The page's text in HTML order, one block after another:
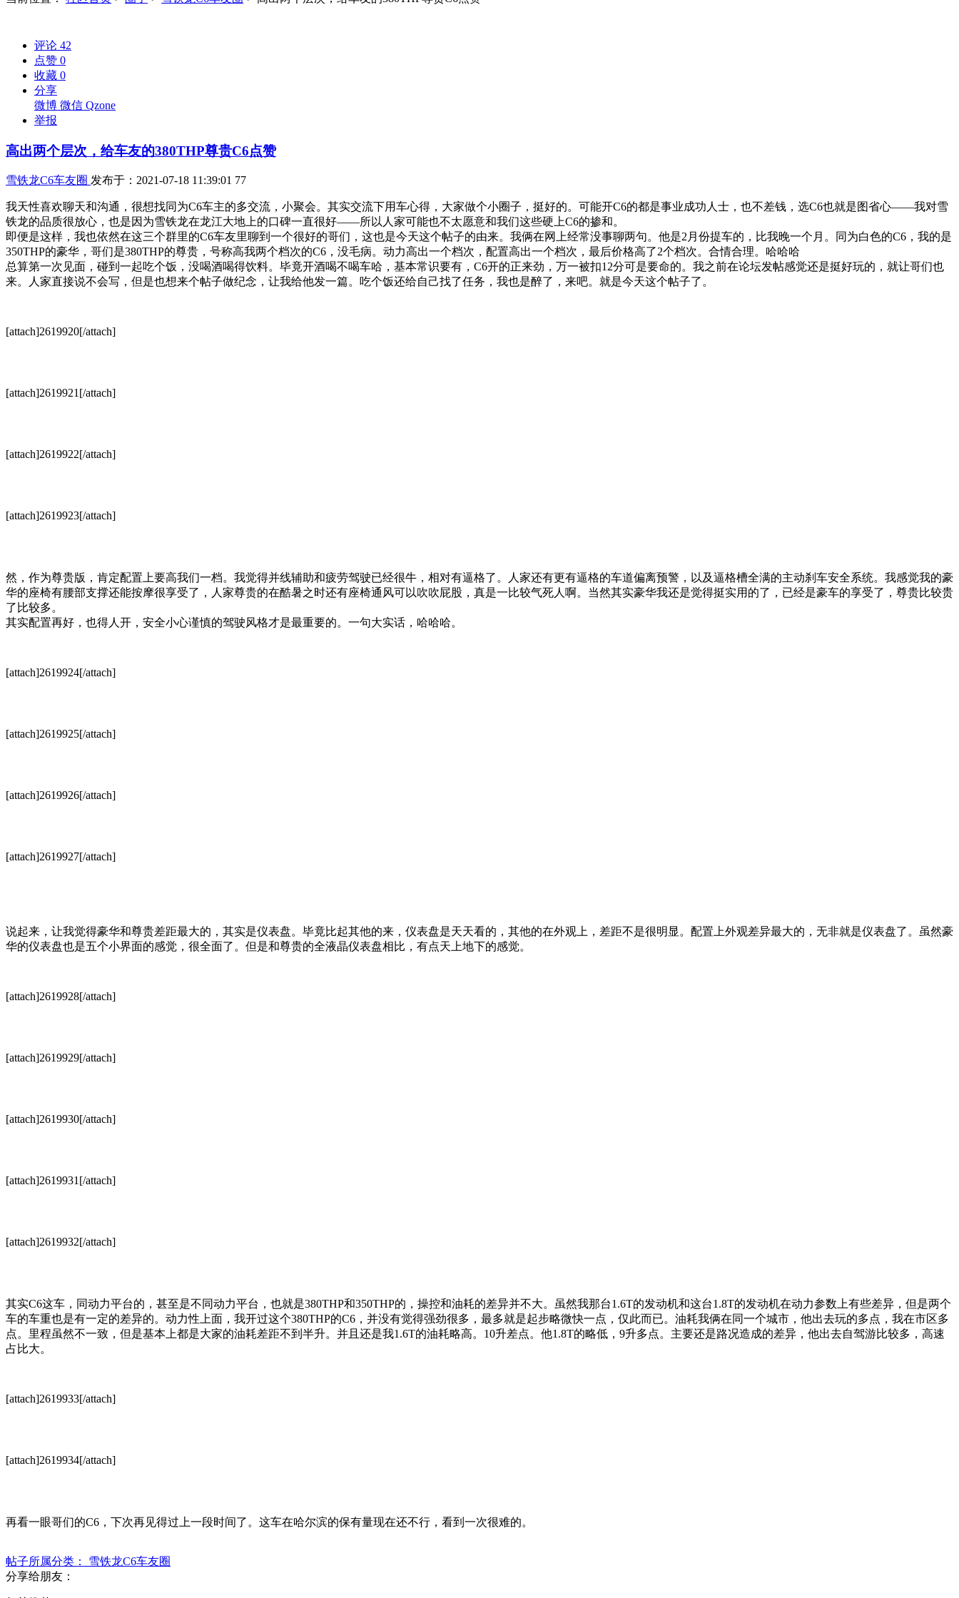
评论 42
点赞 0
收藏 0
分享
微博 微信 Qzone
举报
高出两个层次，给车友的380THP尊贵C6点赞
雪铁龙C6车友圈 发布于：2021-07-18 11:39:01 77
我天性喜欢聊天和沟通，很想找同为C6车主的多交流，小聚会。其实交流下用车心得，大家做个小圈子，挺好的。可能开C6的都是事业成功人士，也不差钱，选C6也就是图省心——我对雪
铁龙的品质很放心，也是因为雪铁龙在龙江大地上的口碑一直很好——所以人家可能也不太愿意和我们这些硬上C6的掺和。
即便是这样，我也依然在这三个群里的C6车友里聊到一个很好的哥们，这也是今天这个帖子的由来。我俩在网上经常没事聊两句。他是2月份提车的，比我晚一个月。同为白色的C6，我的是
350THP的豪华，哥们是380THP的尊贵，号称高我两个档次的C6，没毛病。动力高出一个档次，配置高出一个档次，最后价格高了2个档次。合情合理。哈哈哈
总算第一次见面，碰到一起吃个饭，没喝酒喝得饮料。毕竟开酒喝不喝车哈，基本常识要有，C6开的正来劲，万一被扣12分可是要命的。我之前在论坛发帖感觉还是挺好玩的，就让哥们也
来。人家直接说不会写，但是也想来个帖子做纪念，让我给他发一篇。吃个饭还给自己找了任务，我也是醉了，来吧。就是今天这个帖子了。
[attach]2619920[/attach]
[attach]2619921[/attach]
[attach]2619922[/attach]
[attach]2619923[/attach]
然，作为尊贵版，肯定配置上要高我们一档。我觉得并线辅助和疲劳驾驶已经很牛，相对有逼格了。人家还有更有逼格的车道偏离预警，以及逼格槽全满的主动刹车安全系统。我感觉我的豪
华的座椅有腰部支撑还能按摩很享受了，人家尊贵的在酷暑之时还有座椅通风可以吹吹屁股，真是一比较气死人啊。当然其实豪华我还是觉得挺实用的了，已经是豪车的享受了，尊贵比较贵
了比较多。
其实配置再好，也得人开，安全小心谨慎的驾驶风格才是最重要的。一句大实话，哈哈哈。
[attach]2619924[/attach]
[attach]2619925[/attach]
[attach]2619926[/attach]
[attach]2619927[/attach]
说起来，让我觉得豪华和尊贵差距最大的，其实是仪表盘。毕竟比起其他的来，仪表盘是天天看的，其他的在外观上，差距不是很明显。配置上外观差异最大的，无非就是仪表盘了。虽然豪
华的仪表盘也是五个小界面的感觉，很全面了。但是和尊贵的全液晶仪表盘相比，有点天上地下的感觉。
[attach]2619928[/attach]
[attach]2619929[/attach]
[attach]2619930[/attach]
[attach]2619931[/attach]
[attach]2619932[/attach]
其实C6这车，同动力平台的，甚至是不同动力平台，也就是380THP和350THP的，操控和油耗的差异并不大。虽然我那台1.6T的发动机和这台1.8T的发动机在动力参数上有些差异，但是两个
车的车重也是有一定的差异的。动力性上面，我开过这个380THP的C6，并没有觉得强劲很多，最多就是起步略微快一点，仅此而已。油耗我俩在同一个城市，他出去玩的多点，我在市区多
点。里程虽然不一致，但是基本上都是大家的油耗差距不到半升。并且还是我1.6T的油耗略高。10升差点。他1.8T的略低，9升多点。主要还是路况造成的差异，他出去自驾游比较多，高速
占比大。
[attach]2619933[/attach]
[attach]2619934[/attach]
再看一眼哥们的C6，下次再见得过上一段时间了。这车在哈尔滨的保有量现在还不行，看到一次很难的。
帖子所属分类：
雪铁龙C6车友圈
分享给朋友：